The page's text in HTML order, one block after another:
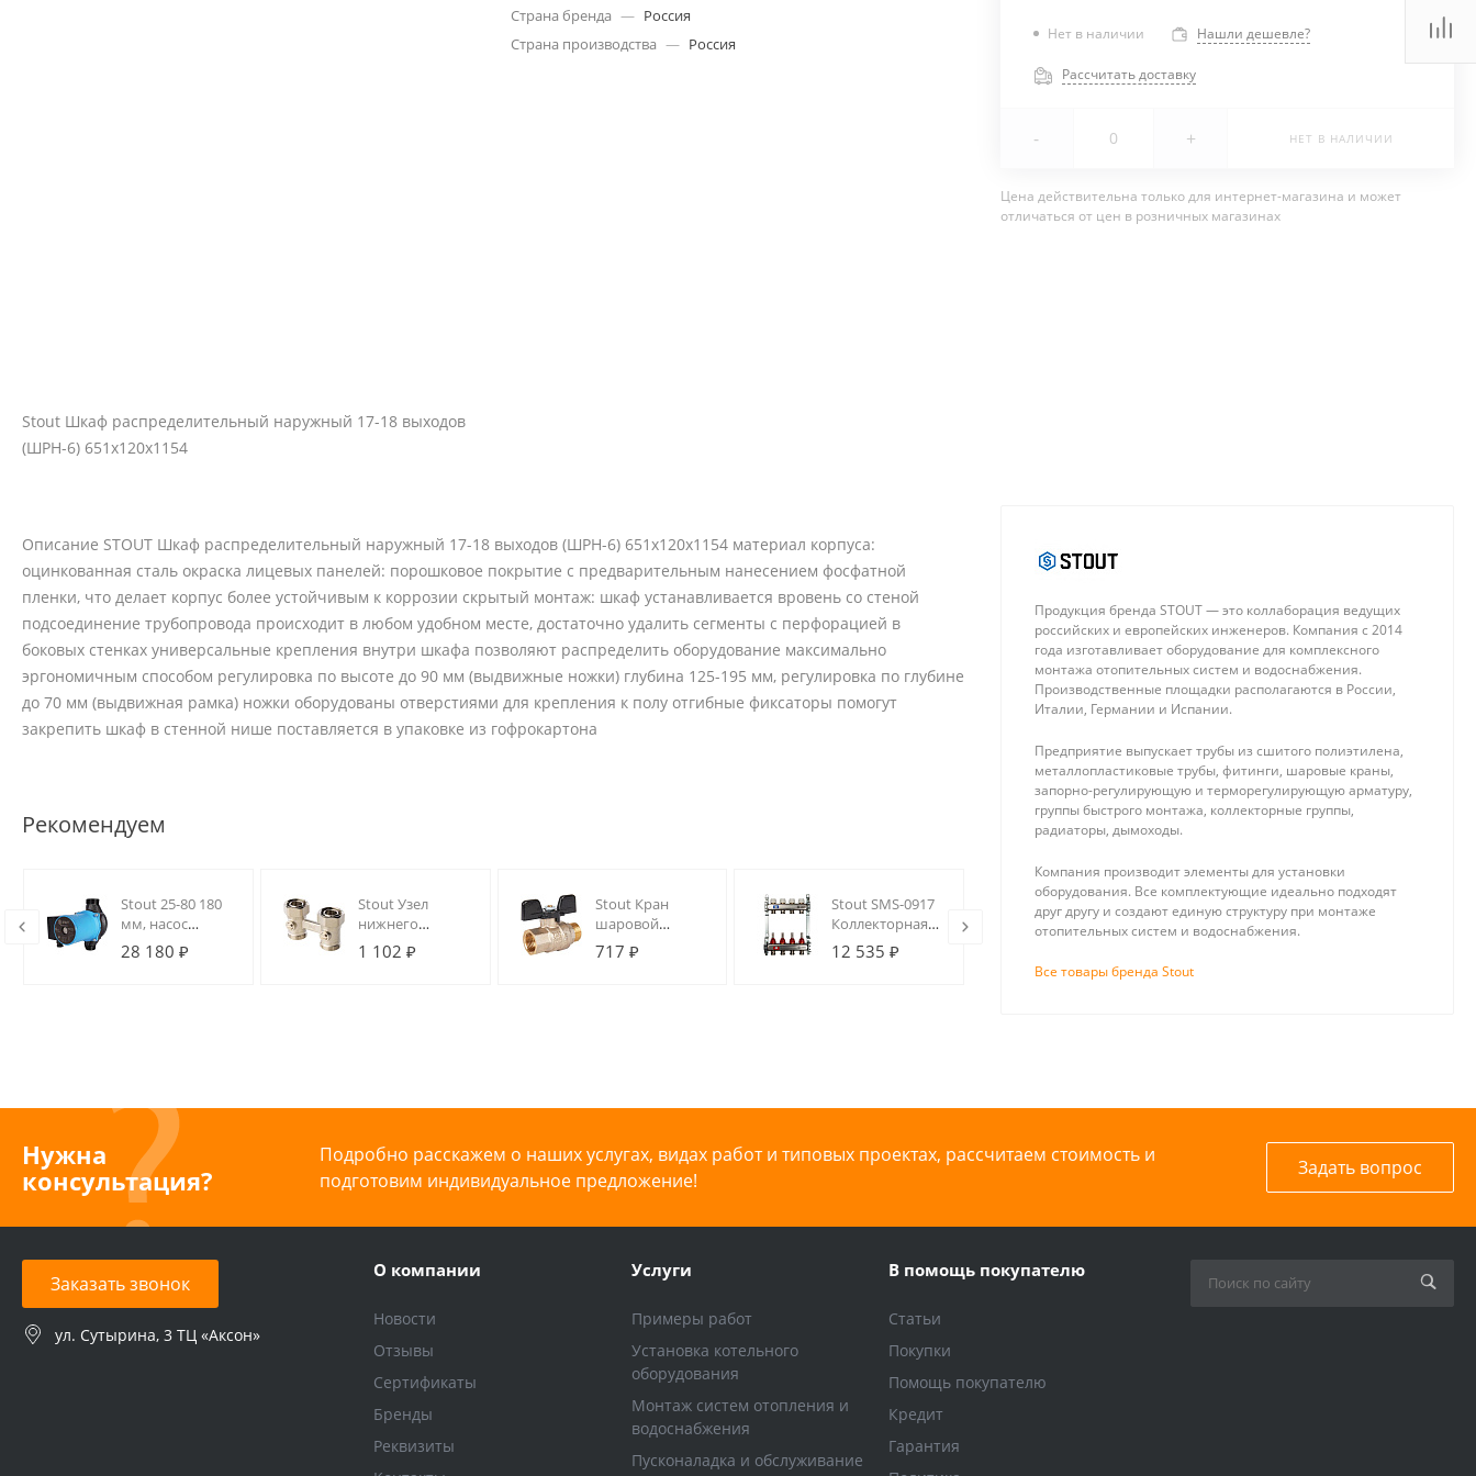
Stout Шкаф распределительный наружный 17-18 выходов
(ШРН-6) 651х120х1154
Страна бренда — Россия
Страна производства — Россия
Нет в наличии Нашли дешевле?
Рассчитать доставку
- + НЕТ В НАЛИЧИИ
Цена действительна только для интернет-магазина и может
отличаться от цен в розничных магазинах
Описание STOUT Шкаф распределительный наружный 17-18 выходов (ШРН-6) 651х120х1154 материал корпуса:
оцинкованная сталь окраска лицевых панелей: порошковое покрытие с предварительным нанесением фосфатной
пленки, что делает корпус более устойчивым к коррозии скрытый монтаж: шкаф устанавливается вровень со стеной
подсоединение трубопровода происходит в любом удобном месте, достаточно удалить сегменты с перфорацией в
боковых стенках универсальные крепления внутри шкафа позволяют распределить оборудование максимально
эргономичным способом регулировка по высоте до 90 мм (выдвижные ножки) глубина 125-195 мм, регулировка по глубине
до 70 мм (выдвижная рамка) ножки оборудованы отверстиями для крепления к полу отгибные фиксаторы помогут
закрепить шкаф в стенной нише поставляется в упаковке из гофрокартона
Рекомендуем
Stout 25-80 180
мм, насос
циркуляционный
3-х скоростной, с
28 180 ₽
Stout Узел
нижнего
подключения
радиатора для
1 102 ₽
Stout Кран
шаровой
полнопроходной,
ВР/НР, ручка
717 ₽
Stout SMS-0917
Коллекторная
группа 04 вых.
из
12 535 ₽
Stout Space 500 10
секций, радиатор
боковое
подключение
Rommer
Продукция бренда STOUT — это коллаборация ведущих
российских и европейских инженеров. Компания с 2014
года изготавливает оборудование для комплексного
монтажа отопительных систем и водоснабжения.
Производственные площадки располагаются в России,
Италии, Германии и Испании.
Предприятие выпускает трубы из сшитого полиэтилена,
металлопластиковые трубы, фитинги, шаровые краны,
запорно-регулирующую и терморегулирующую арматуру,
группы быстрого монтажа, коллекторные группы,
радиаторы, дымоходы.
Компания производит элементы для установки
оборудования. Все комплектующие идеально подходят
друг другу и создают единую структуру при монтаже
отопительных систем и водоснабжения.
Все товары бренда Stout
Нужна
консультация?
Подробно расскажем о наших услугах, видах работ и типовых проектах, рассчитаем стоимость и
подготовим индивидуальное предложение!
Задать вопрос
Заказать звонок
ул. Сутырина, 3 ТЦ «Аксон»
О компании
Новости
Отзывы
Сертификаты
Бренды
Реквизиты
Услуги
Примеры работ
Установка котельного
оборудования
Монтаж систем отопления и
водоснабжения
Пусконаладка и обслуживание
В помощь покупателю
Статьи
Покупки
Помощь покупателю
Кредит
Гарантия